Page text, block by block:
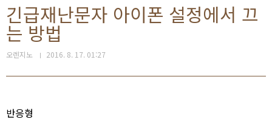
긴급재난문자 아이폰 설정에서 끄
는 방법
오렌지노 2016. 8. 17. 01:27
반응형